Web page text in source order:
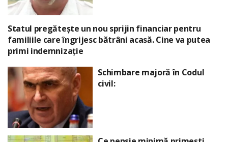
Statul pregătește un nou sprijin financiar pentru
familiile care îngrijesc bătrâni acasă. Cine va putea
primi indemnizație
Schimbare majoră în Codul
civil: